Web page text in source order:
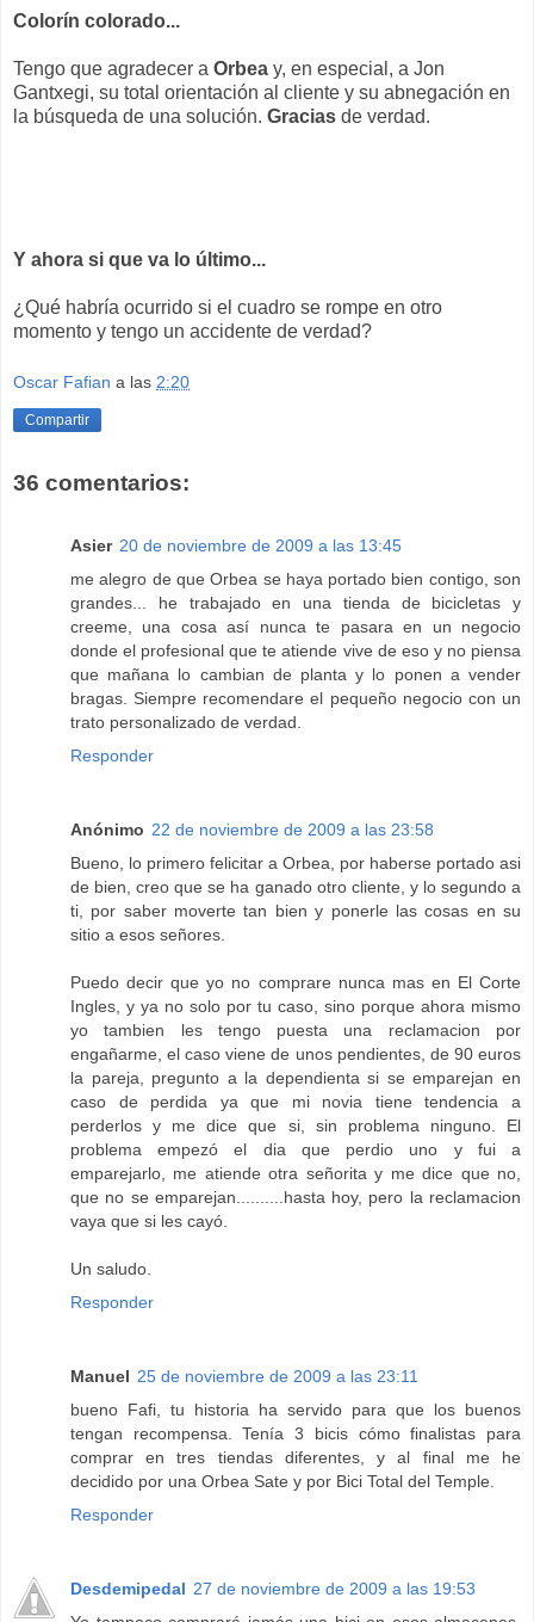
Colorín colorado...
Tengo que agradecer a Orbea y, en especial, a Jon
Gantxegi, su total orientación al cliente y su abnegación en
la búsqueda de una solución. Gracias de verdad.
Y ahora si que va lo último...
¿Qué habría ocurrido si el cuadro se rompe en otro
momento y tengo un accidente de verdad?
Oscar Fafian a las 2:20
Compartir
36 comentarios:
Asier 20 de noviembre de 2009 a las 13:45
me alegro de que Orbea se haya portado bien contigo, son
grandes... he trabajado en una tienda de bicicletas y
creeme, una cosa así nunca te pasara en un negocio
donde el profesional que te atiende vive de eso y no piensa
que mañana lo cambian de planta y lo ponen a vender
bragas. Siempre recomendare el pequeño negocio con un
trato personalizado de verdad.
Responder
Anónimo 22 de noviembre de 2009 a las 23:58
Bueno, lo primero felicitar a Orbea, por haberse portado asi
de bien, creo que se ha ganado otro cliente, y lo segundo a
ti, por saber moverte tan bien y ponerle las cosas en su
sitio a esos señores.
Puedo decir que yo no comprare nunca mas en El Corte
Ingles, y ya no solo por tu caso, sino porque ahora mismo
yo tambien les tengo puesta una reclamacion por
engañarme, el caso viene de unos pendientes, de 90 euros
la pareja, pregunto a la dependienta si se emparejan en
caso de perdida ya que mi novia tiene tendencia a
perderlos y me dice que si, sin problema ninguno. El
problema empezó el dia que perdio uno y fui a
emparejarlo, me atiende otra señorita y me dice que no,
que no se emparejan..........hasta hoy, pero la reclamacion
vaya que si les cayó.
Un saludo.
Responder
Manuel 25 de noviembre de 2009 a las 23:11
bueno Fafi, tu historia ha servido para que los buenos
tengan recompensa. Tenía 3 bicis cómo finalistas para
comprar en tres tiendas diferentes, y al final me he
decidido por una Orbea Sate y por Bici Total del Temple.
Responder
Desdemipedal 27 de noviembre de 2009 a las 19:53